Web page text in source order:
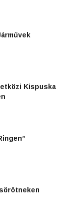
Kispuska